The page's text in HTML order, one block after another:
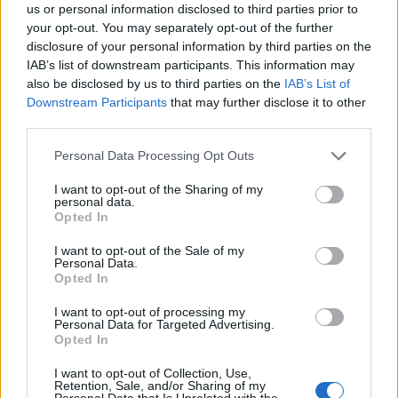
us or personal information disclosed to third parties prior to
your opt-out. You may separately opt-out of the further
disclosure of your personal information by third parties on the
IAB’s list of downstream participants. This information may
also be disclosed by us to third parties on the IAB’s List of
Downstream Participants that may further disclose it to other
Personal Data Processing Opt Outs
I want to opt-out of the Sharing of my
personal data.
Opted In
I want to opt-out of the Sale of my
Personal Data.
Opted In
I want to opt-out of processing my
Personal Data for Targeted Advertising.
Opted In
I want to opt-out of Collection, Use,
Retention, Sale, and/or Sharing of my
Αντίστασης, ενώ κατατέθηκε
πρόταση να δοθεί το όνομά τους σε
δρόμο του τόπου όπου γεννήθηκαν
ΔΡΑΣΕΙΣ
Ένα γλυκό ταξίδι στη φύση της
δυτικής Λέσβου
Το θυμαρίσιο μέλι, οι επικονιαστές
πρωταγωνίστησαν στη γευστική
Μουσείο Φυσικής Ιστορίας
Απολιθωμένου Δάσους Λέσβου
Τρεις συγκεντρώσεις στη Λέσβο
για την Παλαιστίνη
συμμετέχουν την Κυριακή στην
πανελλαδική ημέρα δράσης
ενάντια στον πόλεμο στη Γάζα και
στη συνέχιση της συνεργασίας
Ελλάδας–Ισραήλ